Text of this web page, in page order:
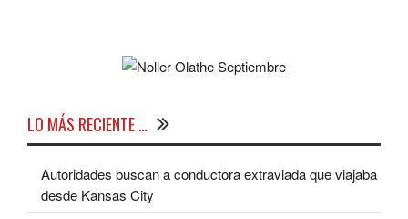
LO MÁS RECIENTE …
Autoridades buscan a conductora extraviada que viajaba
desde Kansas City